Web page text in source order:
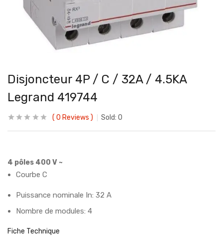
Disjoncteur 4P / C / 32A / 4.5KA
Legrand 419744
0 Reviews Sold: 0
4 pôles 400 V ~
Courbe C
Puissance nominale In: 32 A
Nombre de modules: 4
Fiche Technique